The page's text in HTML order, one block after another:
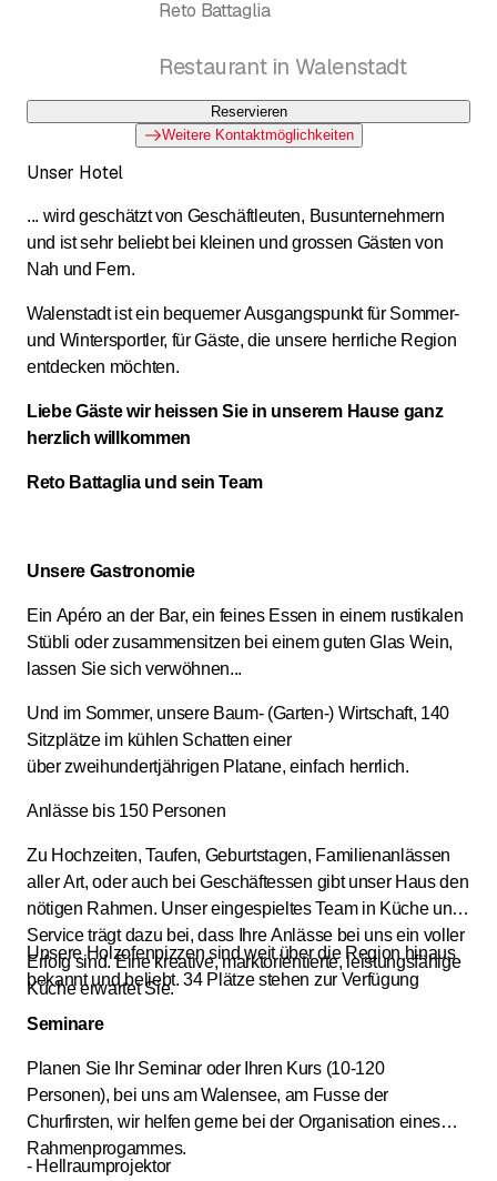
Reto Battaglia
Restaurant in Walenstadt
Reservieren
Weitere Kontaktmöglichkeiten
Unser Hotel
... wird geschätzt von Geschäftleuten, Busunternehmern
und ist sehr beliebt bei kleinen und grossen Gästen von
Nah und Fern.
Walenstadt ist ein bequemer Ausgangspunkt für Sommer-
und Wintersportler, für Gäste, die unsere herrliche Region
entdecken möchten.
Liebe Gäste wir heissen Sie in unserem Hause ganz
herzlich willkommen
Reto Battaglia und sein Team
Unsere Gastronomie
Ein Apéro an der Bar, ein feines Essen in einem rustikalen
Stübli oder zusammensitzen bei einem guten Glas Wein,
lassen Sie sich verwöhnen...
Und im Sommer, unsere Baum- (Garten-) Wirtschaft, 140
Sitzplätze im kühlen Schatten einer
über zweihundertjährigen Platane, einfach herrlich.
Anlässe bis 150 Personen
Zu Hochzeiten, Taufen, Geburtstagen, Familienanlässen
aller Art, oder auch bei Geschäftessen gibt unser Haus den
nötigen Rahmen. Unser eingespieltes Team in Küche und
Service trägt dazu bei, dass Ihre Anlässe bei uns ein voller
Erfolg sind. Eine kreative, marktorientierte, leistungsfähige
Küche erwartet Sie.
Unsere Holzofenpizzen sind weit über die Region hinaus
bekannt und beliebt. 34 Plätze stehen zur Verfügung
Seminare
Planen Sie Ihr Seminar oder Ihren Kurs (10-120
Personen), bei uns am Walensee, am Fusse der
Churfirsten, wir helfen gerne bei der Organisation eines
Rahmenprogammes.
- Hellraumprojektor